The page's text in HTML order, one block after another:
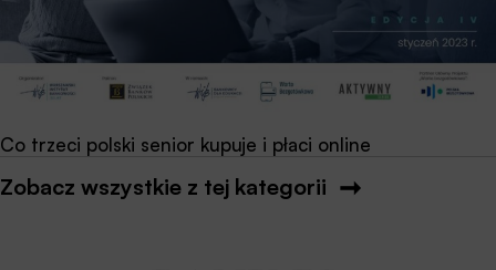
Co trzeci polski senior kupuje i płaci online
Zobacz wszystkie z tej kategorii